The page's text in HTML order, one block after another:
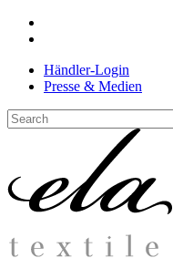
Skip
contentHändler-Login
Presse & Medien